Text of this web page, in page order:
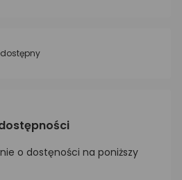
o dostęności na poniższy